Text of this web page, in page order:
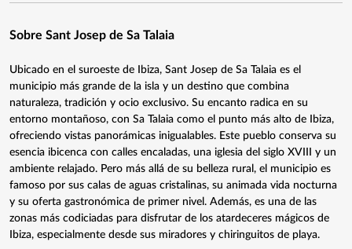
Sobre Sant Josep de Sa Talaia
Ubicado en el suroeste de Ibiza, Sant Josep de Sa Talaia es el
municipio más grande de la isla y un destino que combina
naturaleza, tradición y ocio exclusivo. Su encanto radica en su
entorno montañoso, con Sa Talaia como el punto más alto de Ibiza,
ofreciendo vistas panorámicas inigualables. Este pueblo conserva su
esencia ibicenca con calles encaladas, una iglesia del siglo XVIII y un
ambiente relajado. Pero más allá de su belleza rural, el municipio es
famoso por sus calas de aguas cristalinas, su animada vida nocturna
y su oferta gastronómica de primer nivel. Además, es una de las
zonas más codiciadas para disfrutar de los atardeceres mágicos de
Ibiza, especialmente desde sus miradores y chiringuitos de playa.